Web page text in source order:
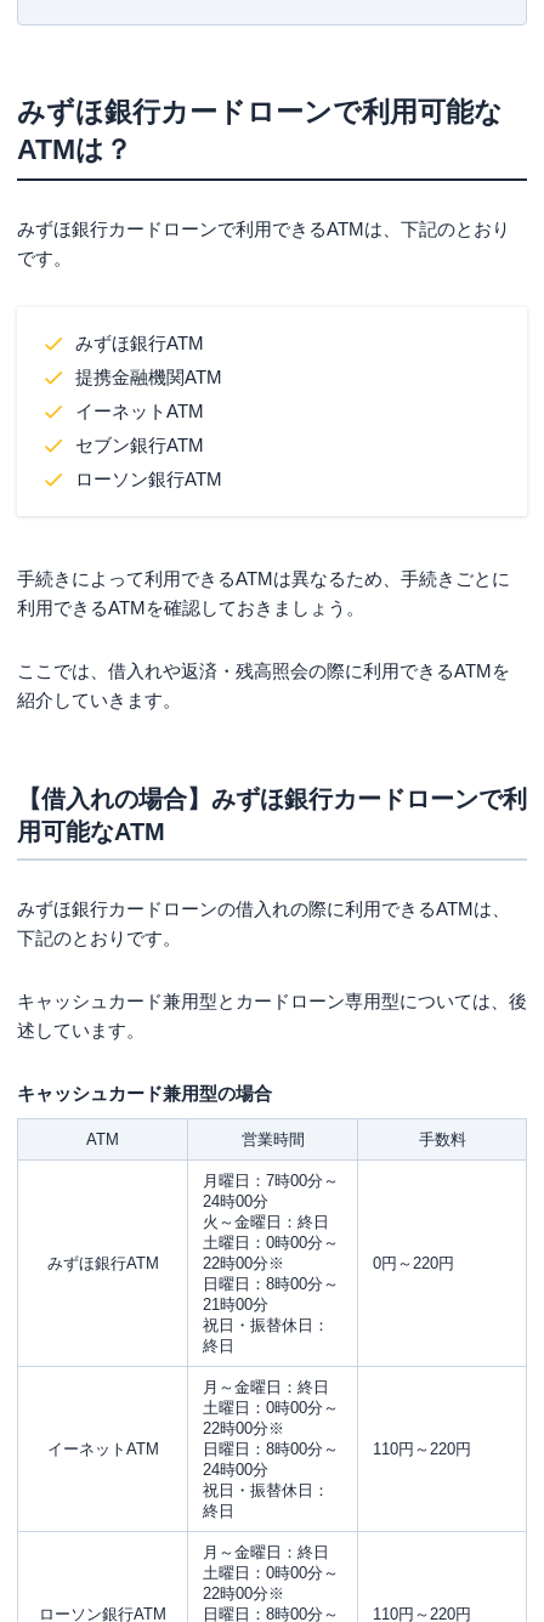
【カード種別】みずほ銀行カードローンATM操作
みずほ銀行カードローンの申し込み方法
申込み
審査
必要書類の登録
みずほ銀行カードローンで利用可能な
ATMは？
みずほ銀行カードローンで利用できるATMは、下記のとおり
です。
みずほ銀行ATM
提携金融機関ATM
イーネットATM
セブン銀行ATM
ローソン銀行ATM
手続きによって利用できるATMは異なるため、手続きごとに
利用できるATMを確認しておきましょう。
ここでは、借入れや返済・残高照会の際に利用できるATMを
紹介していきます。
【借入れの場合】みずほ銀行カードローンで利
用可能なATM
みずほ銀行カードローンの借入れの際に利用できるATMは、
下記のとおりです。
キャッシュカード兼用型とカードローン専用型については、後
述しています。
キャッシュカード兼用型の場合
ATM 営業時間 手数料
みずほ銀行ATM
月曜日：7時00分～
24時00分
火～金曜日：終日
土曜日：0時00分～
22時00分※
日曜日：8時00分～
21時00分
祝日・振替休日：
終日
0円～220円
イーネットATM
月～金曜日：終日
土曜日：0時00分～
22時00分※
日曜日：8時00分～
24時00分
祝日・振替休日：
終日
110円～220円
ローソン銀行ATM
月～金曜日：終日
土曜日：0時00分～
22時00分※
日曜日：8時00分～
110円～220円